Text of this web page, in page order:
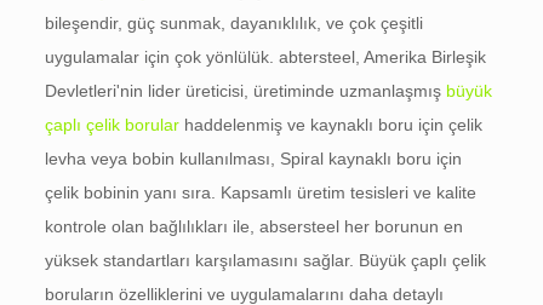
bileşendir, güç sunmak, dayanıklılık, ve çok çeşitli
uygulamalar için çok yönlülük. abtersteel, Amerika Birleşik
Devletleri'nin lider üreticisi, üretiminde uzmanlaşmış büyük
çaplı çelik borularhaddelenmiş ve kaynaklı boru için çelik
levha veya bobin kullanılması, Spiral kaynaklı boru için
çelik bobinin yanı sıra. Kapsamlı üretim tesisleri ve kalite
kontrole olan bağlılıkları ile, absersteel her borunun en
yüksek standartları karşılamasını sağlar. Büyük çaplı çelik
boruların özelliklerini ve uygulamalarını daha detaylı